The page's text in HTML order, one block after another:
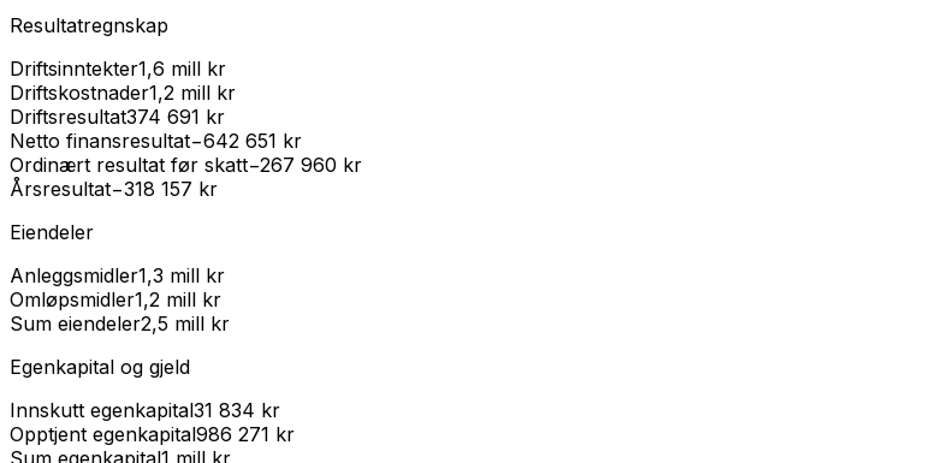
Resultatregnskap
Driftsinntekter1,6 mill kr
Driftskostnader1,2 mill kr
Driftsresultat374 691 kr
Netto finansresultat−642 651 kr
Ordinært resultat før skatt−267 960 kr
Årsresultat−318 157 kr
Eiendeler
Anleggsmidler1,3 mill kr
Omløpsmidler1,2 mill kr
Sum eiendeler2,5 mill kr
Egenkapital og gjeld
Innskutt egenkapital31 834 kr
Opptjent egenkapital986 271 kr